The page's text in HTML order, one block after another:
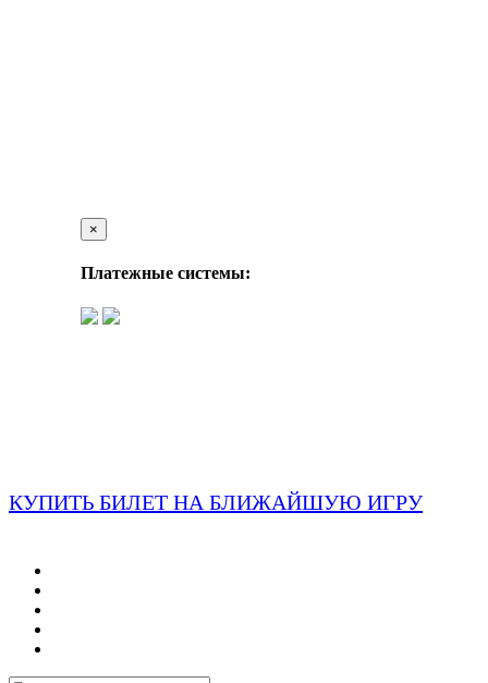
×
Платежные системы:
КУПИТЬ БИЛЕТ НА БЛИЖАЙШУЮ ИГРУ